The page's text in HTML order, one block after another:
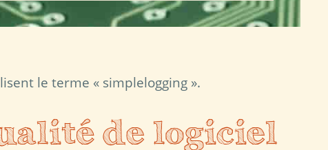
le terme « simplelogging ».
de logiciel